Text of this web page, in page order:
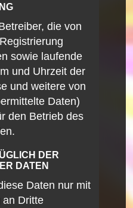
die von
sowie laufende
und Uhrzeit der
und weitere von
Daten)
den Betrieb des
DER
DATEN
Daten nur mit
an Dritte